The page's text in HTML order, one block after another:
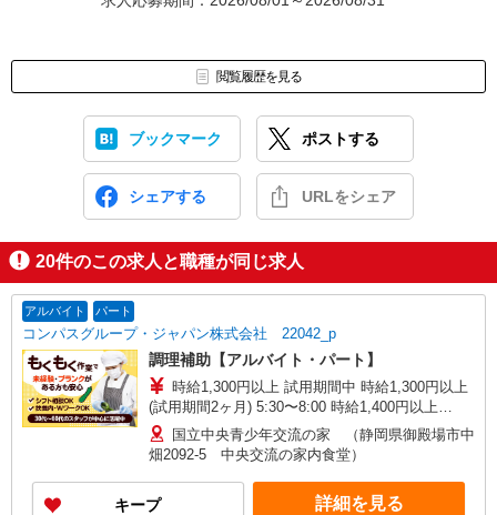
閲覧履歴を見る
ブックマーク ポストする
シェアする URLをシェア
20件のこの求人と職種が同じ求人
アルバイト パート
コンパスグループ・ジャパン株式会社 22042_p
調理補助【アルバイト・パート】
時給1,300円以上 試用期間中 時給1,300円以上
(試用期間2ヶ月) 5:30〜8:00 時給1,400円以上
18:00〜20:30 時給1,400円以上 残業が発生した場
合、残業代を1分単位で別途支給します。
国立中央青少年交流の家 （静岡県御殿場市中
畑2092-5 中央交流の家内食堂）
キープ 詳細を見る